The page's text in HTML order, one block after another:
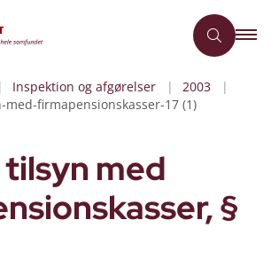
Inspektion og afgørelser
2003
med-firmapensionskasser-17 (1)
med
§